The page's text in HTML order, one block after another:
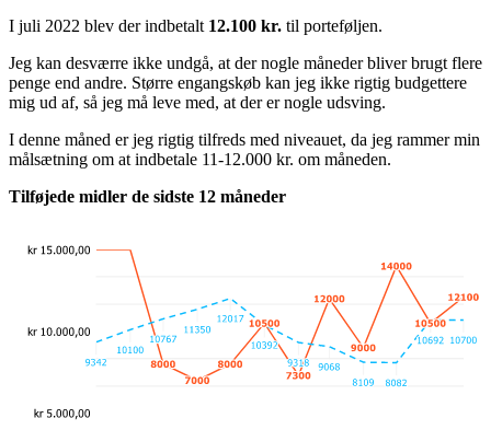
I juli 2022 blev der indbetalt 12.100 kr. til porteføljen.
Jeg kan desværre ikke undgå, at der nogle måneder bliver brugt flere
penge end andre. Større engangskøb kan jeg ikke rigtig budgettere
mig ud af, så jeg må leve med, at der er nogle udsving.
I denne måned er jeg rigtig tilfreds med niveauet, da jeg rammer min
målsætning om at indbetale 11-12.000 kr. om måneden.
Tilføjede midler de sidste 12 måneder